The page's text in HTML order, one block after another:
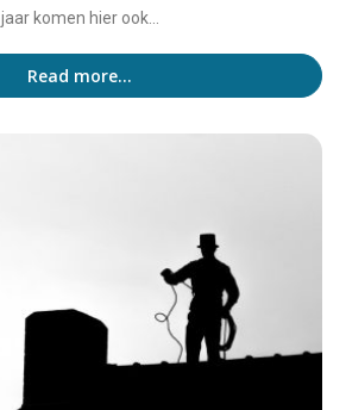
jaar komen hier ook...
Read more...